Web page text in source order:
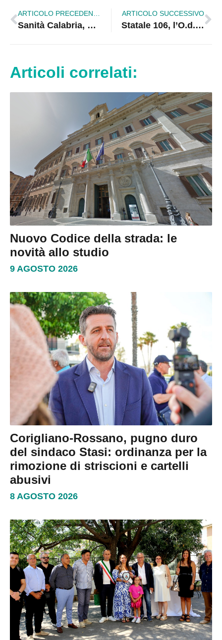
Sanità Calabria, 3,9 miliardi ad Asp e ospedali ma continua a crescere la fuga dei pazienti
ARTICOLO SUCCESSIVO
Statale 106, l’O.d.V. “Basta Vittime” aderisce alla mobilitazione del 3 luglio ma rilancia: “Servono atti istituzionali”
Articoli correlati:
Nuovo Codice della strada: le
novità allo studio
9 AGOSTO 2026
Corigliano-Rossano, pugno duro
del sindaco Stasi: ordinanza per la
rimozione di striscioni e cartelli
abusivi
8 AGOSTO 2026